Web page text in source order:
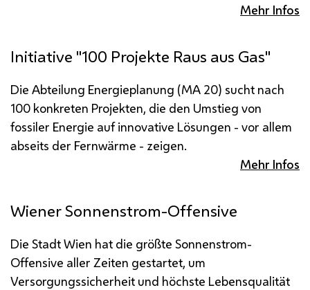
Mehr Infos
Initiative "100 Projekte Raus aus Gas"
Die Abteilung Energieplanung (MA 20) sucht nach
100 konkreten Projekten, die den Umstieg von
fossiler Energie auf innovative Lösungen - vor allem
abseits der Fernwärme - zeigen.
Mehr Infos
Wiener Sonnenstrom-Offensive
Die Stadt Wien hat die größte Sonnenstrom-
Offensive aller Zeiten gestartet, um
Versorgungssicherheit und höchste Lebensqualität